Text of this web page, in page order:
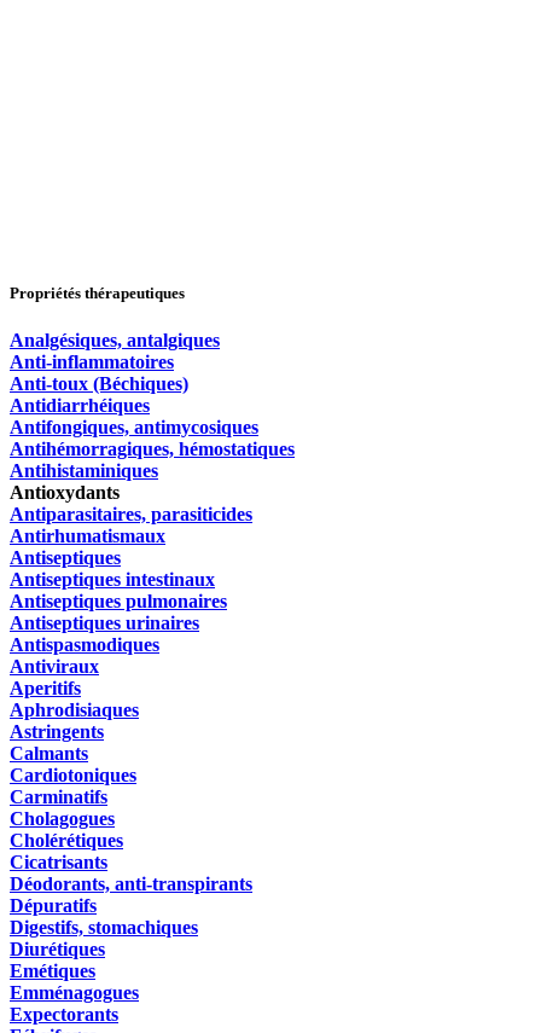
Propriétés thérapeutiques
Analgésiques, antalgiques
Anti-inflammatoires
Anti-toux (Béchiques)
Antidiarrhéiques
Antifongiques, antimycosiques
Antihémorragiques, hémostatiques
Antihistaminiques
Antioxydants
Antiparasitaires, parasiticides
Antirhumatismaux
Antiseptiques
Antiseptiques intestinaux
Antiseptiques pulmonaires
Antiseptiques urinaires
Antispasmodiques
Antiviraux
Aperitifs
Aphrodisiaques
Astringents
Calmants
Cardiotoniques
Carminatifs
Cholagogues
Cholérétiques
Cicatrisants
Déodorants, anti-transpirants
Dépuratifs
Digestifs, stomachiques
Diurétiques
Emétiques
Emménagogues
Expectorants